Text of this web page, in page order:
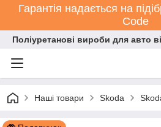
Гарантія надається на
Code
Поліуретанові вироби для авто
Наші товари Skoda